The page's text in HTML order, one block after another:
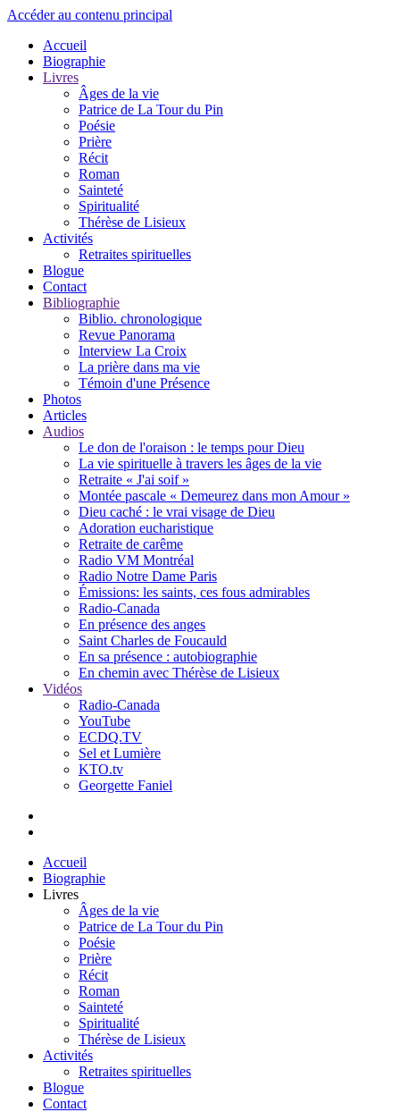
Accéder au contenu principal
Accueil
Biographie
Livres
Âges de la vie
Patrice de La Tour du Pin
Poésie
Prière
Récit
Roman
Sainteté
Spiritualité
Thérèse de Lisieux
Activités
Retraites spirituelles
Blogue
Contact
Bibliographie
Biblio. chronologique
Revue Panorama
Interview La Croix
La prière dans ma vie
Témoin d'une Présence
Photos
Articles
Audios
Le don de l'oraison : le temps pour Dieu
La vie spirituelle à travers les âges de la vie
Retraite « J'ai soif »
Montée pascale « Demeurez dans mon Amour »
Dieu caché : le vrai visage de Dieu
Adoration eucharistique
Retraite de carême
Radio VM Montréal
Radio Notre Dame Paris
Émissions: les saints, ces fous admirables
Radio-Canada
En présence des anges
Saint Charles de Foucauld
En sa présence : autobiographie
En chemin avec Thérèse de Lisieux
Vidéos
Radio-Canada
YouTube
ECDQ.TV
Sel et Lumière
KTO.tv
Georgette Faniel
Accueil
Biographie
Livres
Âges de la vie
Patrice de La Tour du Pin
Poésie
Prière
Récit
Roman
Sainteté
Spiritualité
Thérèse de Lisieux
Activités
Retraites spirituelles
Blogue
Contact